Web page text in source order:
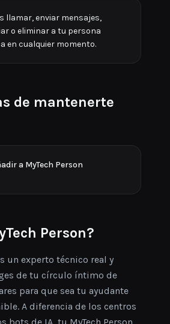
llamar, enviar mensajes,
o eliminar a tu persona
en cualquier momento.
de mantenerte
a MyTech Person
Person?
un experto técnico real y
de tu círculo íntimo de
para que sea tu ayudante
A diferencia de los centros